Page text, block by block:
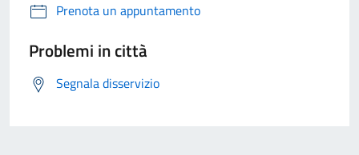
Prenota un appuntamento
Problemi in città
Segnala disservizio